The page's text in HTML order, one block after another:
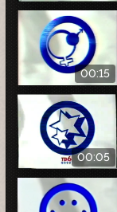
00:15
00:05